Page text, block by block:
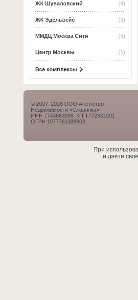
(9)
ЖК Шуваловский
(3)
ЖК Эдельвейс
(5)
ММДЦ Москва Сити
(1)
Центр Москвы
Все комплексы
© 2007–2026 ООО Агентство
Недвижимости «Славянка»
ИНН 7743663096, КПП 772901001
ОГРН 1077761389903
При
и даёте своё